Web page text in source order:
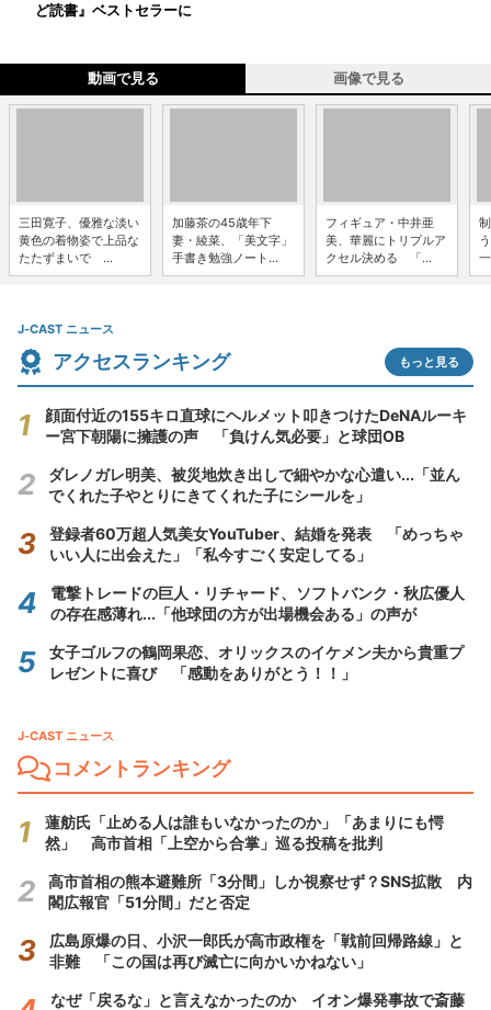
ど読書』ベストセラーに
動画で見る 画像で見る
三田寛子、優雅な淡い
黄色の着物姿で上品な
たたずまいで ...
加藤茶の45歳年下
妻・綾菜、「美文字」
手書き勉強ノート...
フィギュア・中井亜
美、華麗にトリプルア
クセル決める 「...
J-CAST ニュース
アクセスランキング もっと見る
顔面付近の155キロ直球にヘルメット叩きつけたDeNAルーキ
ー宮下朝陽に擁護の声 「負けん気必要」と球団OB
ダレノガレ明美、被災地炊き出しで細やかな心遣い...「並ん
でくれた子やとりにきてくれた子にシールを」
登録者60万超人気美女YouTuber、結婚を発表 「めっちゃ
いい人に出会えた」「私今すごく安定してる」
電撃トレードの巨人・リチャード、ソフトバンク・秋広優人
の存在感薄れ...「他球団の方が出場機会ある」の声が
女子ゴルフの鶴岡果恋、オリックスのイケメン夫から貴重プ
レゼントに喜び 「感動をありがとう！！」
J-CAST ニュース
コメントランキング
蓮舫氏「止める人は誰もいなかったのか」「あまりにも愕
然」 高市首相「上空から合掌」巡る投稿を批判
高市首相の熊本避難所「3分間」しか視察せず？SNS拡散 内
閣広報官「51分間」だと否定
広島原爆の日、小沢一郎氏が高市政権を「戦前回帰路線」と
非難 「この国は再び滅亡に向かいかねない」
なぜ「戻るな」と言えなかったのか イオン爆発事故で斎藤